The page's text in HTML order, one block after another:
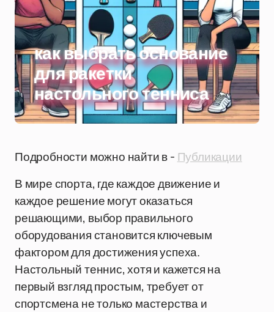
как выбрать основание
для ракетки
настольного тенниса
Подробности можно найти в - Публикации
В мире спорта, где каждое движение и
каждое решение могут оказаться
решающими, выбор правильного
оборудования становится ключевым
фактором для достижения успеха.
Настольный теннис, хотя и кажется на
первый взгляд простым, требует от
спортсмена не только мастерства и